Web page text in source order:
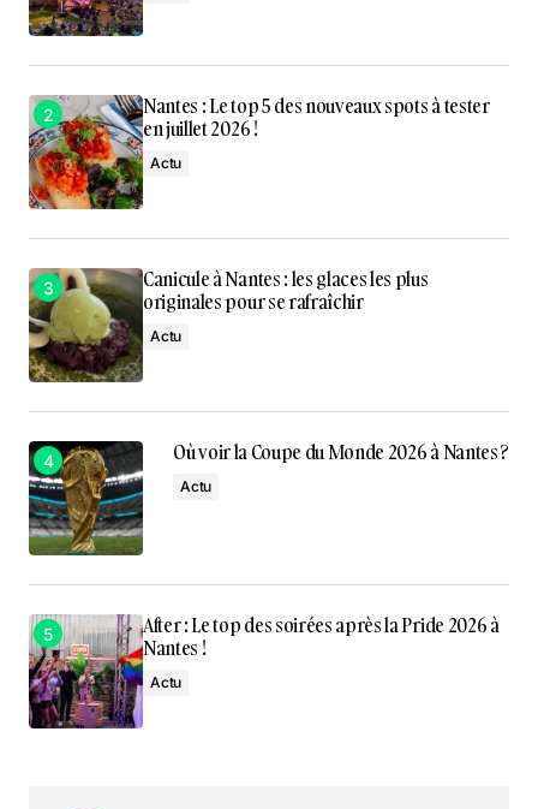
Nantes : Le top 5 des nouveaux spots à tester
en juillet 2026 !
Actu
Canicule à Nantes : les glaces les plus
originales pour se rafraîchir
Actu
Où voir la Coupe du Monde 2026 à Nantes ?
Actu
After : Le top des soirées après la Pride 2026 à
Nantes !
Actu